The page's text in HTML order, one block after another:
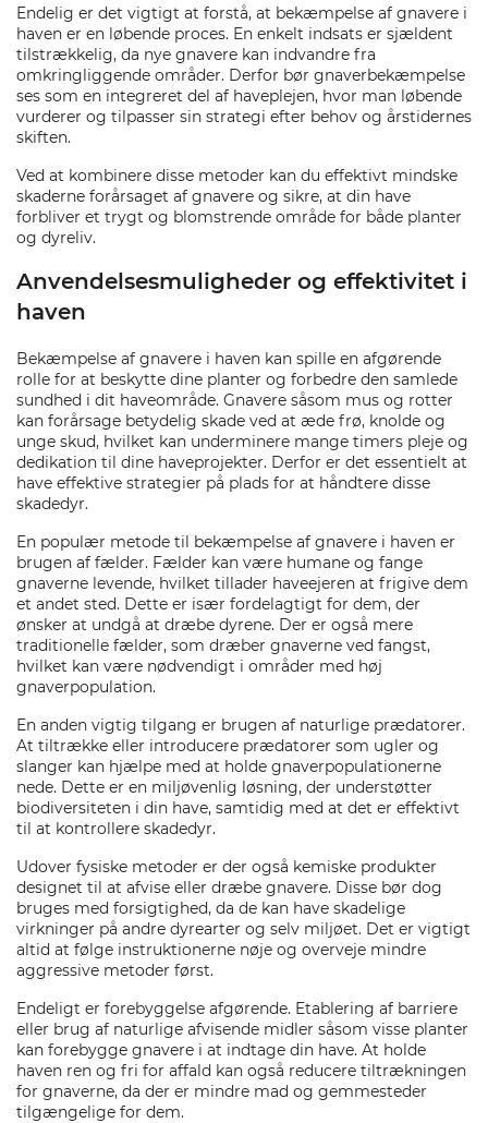
Endelig er det vigtigt at forstå, at bekæmpelse af gnavere i
haven er en løbende proces. En enkelt indsats er sjældent
tilstrækkelig, da nye gnavere kan indvandre fra
omkringliggende områder. Derfor bør gnaverbekæmpelse
ses som en integreret del af haveplejen, hvor man løbende
vurderer og tilpasser sin strategi efter behov og årstidernes
skiften.
Ved at kombinere disse metoder kan du effektivt mindske
skaderne forårsaget af gnavere og sikre, at din have
forbliver et trygt og blomstrende område for både planter
og dyreliv.
Anvendelsesmuligheder og effektivitet i
haven
Bekæmpelse af gnavere i haven kan spille en afgørende
rolle for at beskytte dine planter og forbedre den samlede
sundhed i dit haveområde. Gnavere såsom mus og rotter
kan forårsage betydelig skade ved at æde frø, knolde og
unge skud, hvilket kan underminere mange timers pleje og
dedikation til dine haveprojekter. Derfor er det essentielt at
have effektive strategier på plads for at håndtere disse
skadedyr.
En populær metode til bekæmpelse af gnavere i haven er
brugen af fælder. Fælder kan være humane og fange
gnaverne levende, hvilket tillader haveejeren at frigive dem
et andet sted. Dette er især fordelagtigt for dem, der
ønsker at undgå at dræbe dyrene. Der er også mere
traditionelle fælder, som dræber gnaverne ved fangst,
hvilket kan være nødvendigt i områder med høj
gnaverpopulation.
En anden vigtig tilgang er brugen af naturlige prædatorer.
At tiltrække eller introducere prædatorer som ugler og
slanger kan hjælpe med at holde gnaverpopulationerne
nede. Dette er en miljøvenlig løsning, der understøtter
biodiversiteten i din have, samtidig med at det er effektivt
til at kontrollere skadedyr.
Udover fysiske metoder er der også kemiske produkter
designet til at afvise eller dræbe gnavere. Disse bør dog
bruges med forsigtighed, da de kan have skadelige
virkninger på andre dyrearter og selv miljøet. Det er vigtigt
altid at følge instruktionerne nøje og overveje mindre
aggressive metoder først.
Endeligt er forebyggelse afgørende. Etablering af barriere
eller brug af naturlige afvisende midler såsom visse planter
kan forebygge gnavere i at indtage din have. At holde
haven ren og fri for affald kan også reducere tiltrækningen
for gnaverne, da der er mindre mad og gemmesteder
tilgængelige for dem.